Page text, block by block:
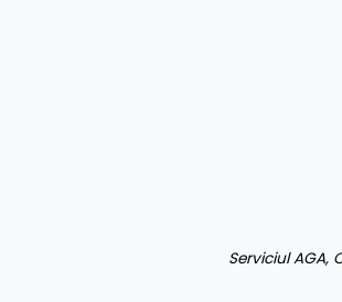
Serviciul AGA,